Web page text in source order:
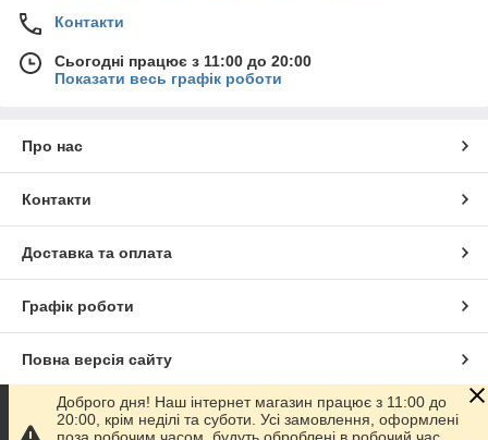
Контакти
Сьогодні працює з 11:00 до 20:00
Показати весь графік роботи
Про нас
Контакти
Доставка та оплата
Графік роботи
Повна версія сайту
Сайт створено на маркетплейсіProm.ua
Доброго дня! Наш інтернет магазин працює з 11:00 до
20:00, крім неділі та суботи. Усі замовлення, оформлені